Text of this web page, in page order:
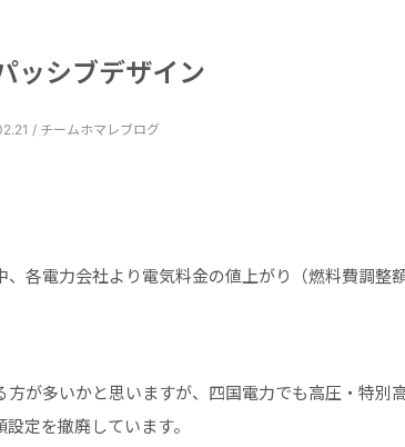
ッシブデザイン
/ チームホマレブログ
各電力会社より電気料金の値上がり（燃料費調整
が多いかと思いますが、四国電力でも高圧・特別
定を撤廃しています。